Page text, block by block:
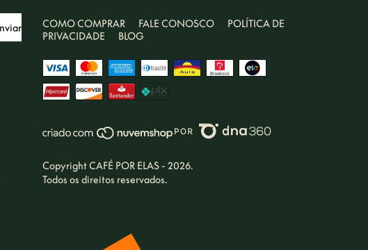
COMO COMPRAR FALE CONOSCO
POLÍTICA DE
PRIVACIDADE
BLOG
Copyright CAFÉ POR ELAS - 2026.
Todos os direitos reservados.